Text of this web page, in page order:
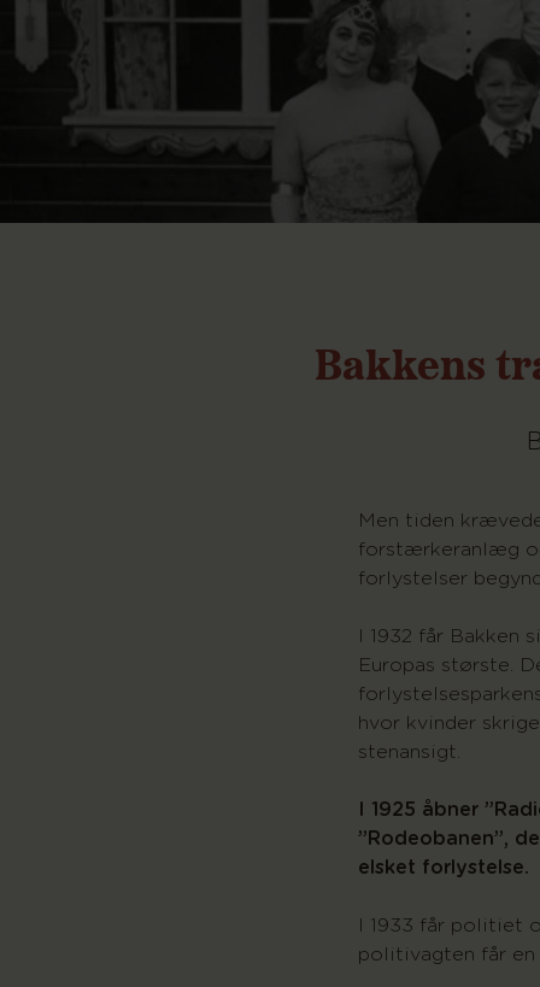
Bakkens
Men tiden
forstærkeranlæg
forlystelser
I 1932 får Bakken
Europas største.
hvor kvinder
stenansigt.
I 1925 åbner
”Rodeobanen”,
elsket forlystelse.
I 1933 får politiet
politivagten får en